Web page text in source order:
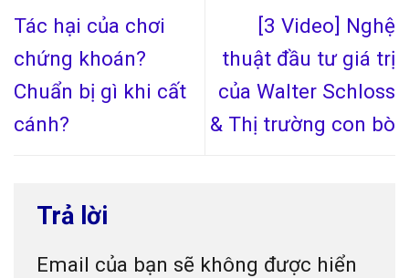
Tác hại của chơi
chứng khoán?
Chuẩn bị gì khi cất
cánh?
[3 Video] Nghệ
thuật đầu tư giá trị
của Walter Schloss
& Thị trường con bò
Trả lời
Email của bạn sẽ không được hiển